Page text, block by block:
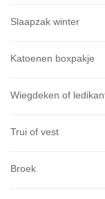
Slaapzak winter
Katoenen boxpakje
Wiegdeken of
Trui of vest
Broek